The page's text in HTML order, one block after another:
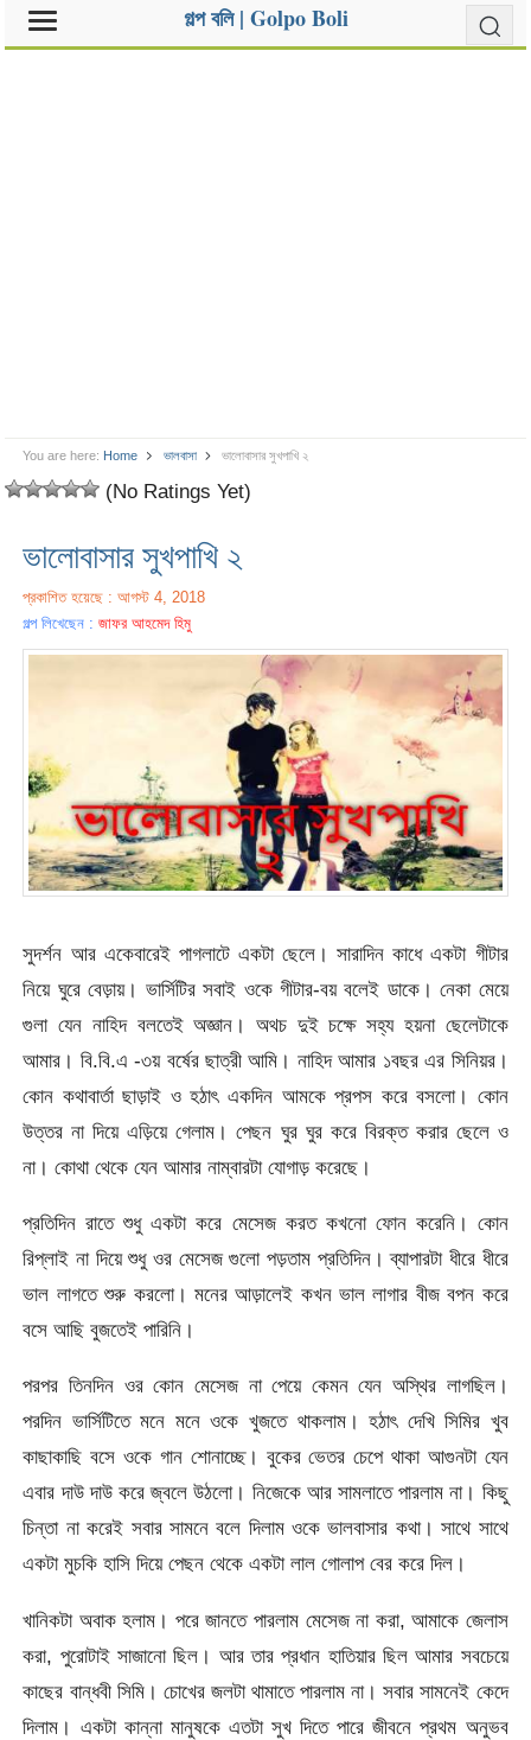
গল্প বলি | Golpo Boli
You are here: Home ভালবাসা ভালোবাসার সুখপাখি ২
(No Ratings Yet)
ভালোবাসার সুখপাখি ২
প্রকাশিত হয়েছে : আগস্ট 4, 2018
গল্প লিখেছেন :জাফর আহমেদ হিমু
সুদর্শন আর একেবারেই পাগলাটে একটা ছেলে। সারাদিন কাধে একটা গীটার
নিয়ে ঘুরে বেড়ায়। ভার্সিটির সবাই ওকে গীটার-বয় বলেই ডাকে। নেকা মেয়ে
গুলা যেন নাহিদ বলতেই অজ্ঞান। অথচ দুই চক্ষে সহ্য হয়না ছেলেটাকে
আমার। বি.বি.এ -৩য় বর্ষের ছাত্রী আমি। নাহিদ আমার ১বছর এর সিনিয়র।
কোন কথাবার্তা ছাড়াই ও হঠাৎ একদিন আমকে প্রপস করে বসলো। কোন
উত্তর না দিয়ে এড়িয়ে গেলাম। পেছন ঘুর ঘুর করে বিরক্ত করার ছেলে ও
না। কোথা থেকে যেন আমার নাম্বারটা যোগাড় করেছে।
প্রতিদিন রাতে শুধু একটা করে মেসেজ করত কখনো ফোন করেনি। কোন
রিপ্লাই না দিয়ে শুধু ওর মেসেজ গুলো পড়তাম প্রতিদিন। ব্যাপারটা ধীরে ধীরে
ভাল লাগতে শুরু করলো। মনের আড়ালেই কখন ভাল লাগার বীজ বপন করে
বসে আছি বুজতেই পারিনি।
পরপর তিনদিন ওর কোন মেসেজ না পেয়ে কেমন যেন অস্থির লাগছিল।
পরদিন ভার্সিটিতে মনে মনে ওকে খুজতে থাকলাম। হঠাৎ দেখি সিমির খুব
কাছাকাছি বসে ওকে গান শোনাচ্ছে। বুকের ভেতর চেপে থাকা আগুনটা যেন
এবার দাউ দাউ করে জ্বলে উঠলো। নিজেকে আর সামলাতে পারলাম না। কিছু
চিন্তা না করেই সবার সামনে বলে দিলাম ওকে ভালবাসার কথা। সাথে সাথে
একটা মুচকি হাসি দিয়ে পেছন থেকে একটা লাল গোলাপ বের করে দিল।
খানিকটা অবাক হলাম। পরে জানতে পারলাম মেসেজ না করা, আমাকে জেলাস
করা, পুরোটাই সাজানো ছিল। আর তার প্রধান হাতিয়ার ছিল আমার সবচেয়ে
কাছের বান্ধবী সিমি। চোখের জলটা থামাতে পারলাম না। সবার সামনেই কেদে
দিলাম। একটা কান্না মানুষকে এতটা সুখ দিতে পারে জীবনে প্রথম অনুভব